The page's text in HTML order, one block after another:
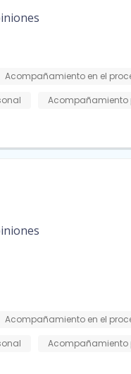
Acompañamiento en el
Acompañamiento en el